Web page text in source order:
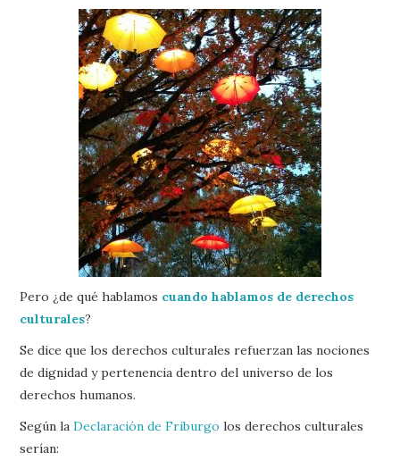
Pero ¿de qué hablamos cuando hablamos de derechos
culturales?
Se dice que los derechos culturales refuerzan las nociones
de dignidad y pertenencia dentro del universo de los
derechos humanos.
Según laDeclaración de Friburgo los derechos culturales
serían: